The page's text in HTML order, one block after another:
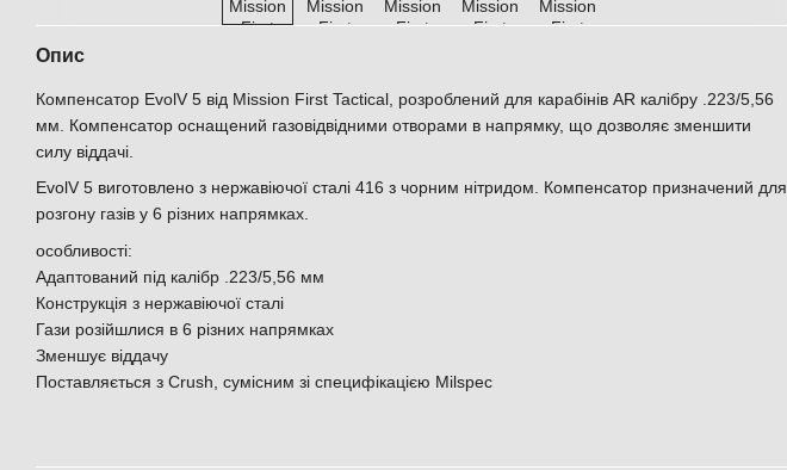
Опис
Компенсатор EvolV 5 від Mission First Tactical, розроблений для карабінів AR калібру .223/5,56
мм. Компенсатор оснащений газовідвідними отворами в напрямку, що дозволяє зменшити
силу віддачі.
EvolV 5 виготовлено з нержавіючої сталі 416 з чорним нітридом. Компенсатор призначений для
розгону газів у 6 різних напрямках.
особливості:
Адаптований під калібр .223/5,56 мм
Конструкція з нержавіючої сталі
Гази розійшлися в 6 різних напрямках
Зменшує віддачу
Поставляється з Crush, сумісним зі специфікацією Milspec